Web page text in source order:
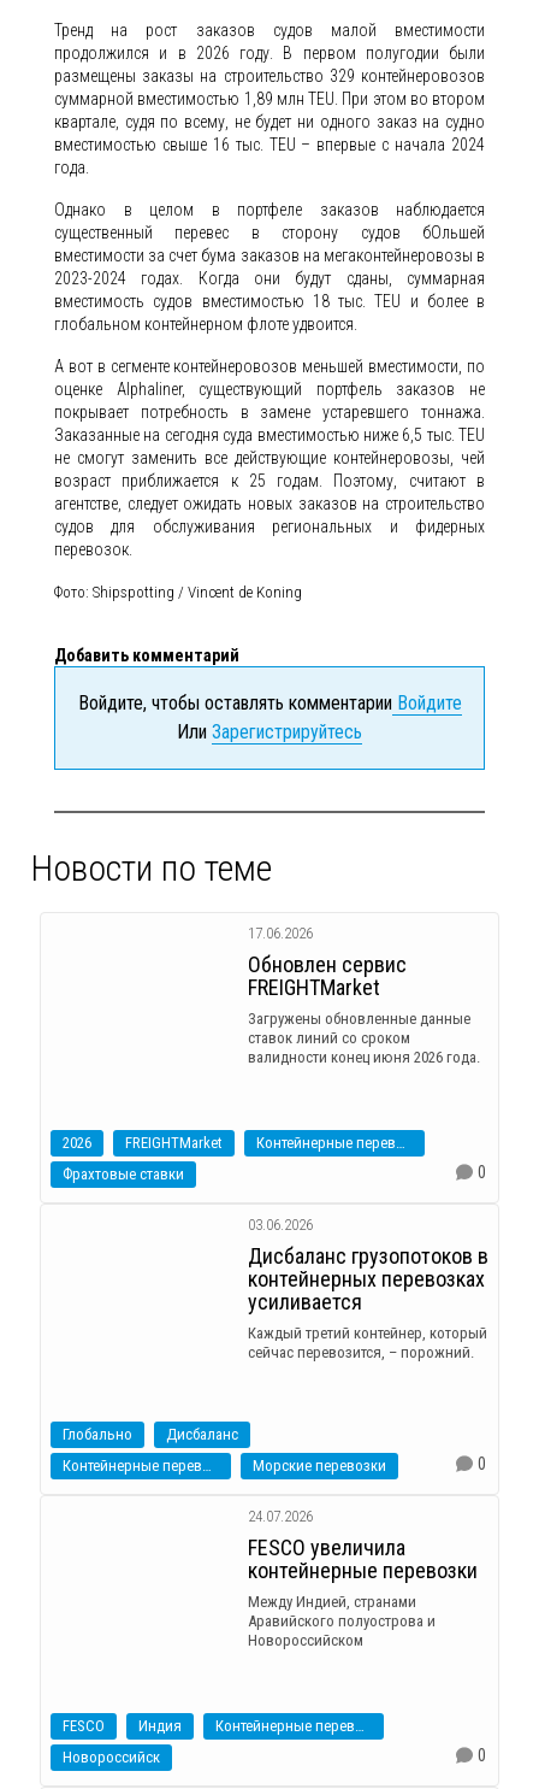
Тренд на рост заказов судов малой вместимости
продолжился и в 2026 году. В первом полугодии были
размещены заказы на строительство 329 контейнеровозов
суммарной вместимостью 1,89 млн TEU. При этом во втором
квартале, судя по всему, не будет ни одного заказ на судно
вместимостью свыше 16 тыс. TEU – впервые с начала 2024
года.
Однако в целом в портфеле заказов наблюдается
существенный перевес в сторону судов бОльшей
вместимости за счет бума заказов на мегаконтейнеровозы в
2023-2024 годах. Когда они будут сданы, суммарная
вместимость судов вместимостью 18 тыс. TEU и более в
глобальном контейнерном флоте удвоится.
А вот в сегменте контейнеровозов меньшей вместимости, по
оценке Alphaliner, существующий портфель заказов не
покрывает потребность в замене устаревшего тоннажа.
Заказанные на сегодня суда вместимостью ниже 6,5 тыс. TEU
не смогут заменить все действующие контейнеровозы, чей
возраст приближается к 25 годам. Поэтому, считают в
агентстве, следует ожидать новых заказов на строительство
судов для обслуживания региональных и фидерных
перевозок.
Фото: Shipspotting / Vincent de Koning
Добавить комментарий
Войдите, чтобы оставлять комментарииВойдите
Или Зарегистрируйтесь
Новости по теме
17.06.2026
Обновлен сервис
FREIGHTMarket
Загружены обновленные данные
ставок линий со сроком
валидности конец июня 2026 года.
2026 FREIGHTMarket
Контейнерные перевозки
Фрахтовые ставки
0
03.06.2026
Дисбаланс грузопотоков в
контейнерных перевозках
усиливается
Каждый третий контейнер, который
сейчас перевозится, – порожний.
Глобально
Дисбаланс
Контейнерные перевозки
Морские перевозки 0
24.07.2026
FESCO увеличила
контейнерные перевозки
Между Индией, странами
Аравийского полуострова и
Новороссийском
FESCO Индия
Контейнерные перевозки
Новороссийск
0